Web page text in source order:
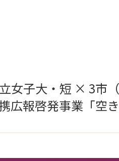
女子大・短 × 3市
報啓発事業「空き